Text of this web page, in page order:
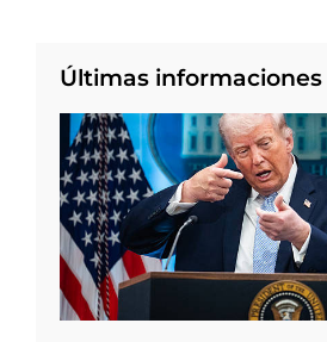
Últimas informaciones